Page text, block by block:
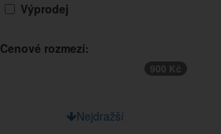
Výprodej
Cenové rozmezí:
900 Kč
Nejdražší